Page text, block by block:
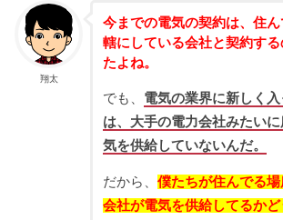
翔太
今までの電気の契約は、住
轄にしている会社と契約す
たよね。
でも、 電気の業界に新しく
は、大手の電力会社みたい
気を供給していないんだ。
だから、 僕たちが住んでる
会社が電気を供給してるか